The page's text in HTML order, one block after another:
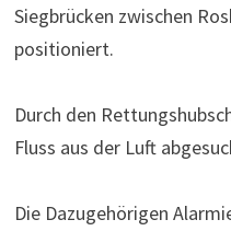
Siegbrücken zwischen
positioniert.
Durch den
Fluss aus der Luft
Die Dazugehörigen